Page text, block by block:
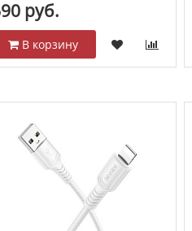
руб.
В корзину